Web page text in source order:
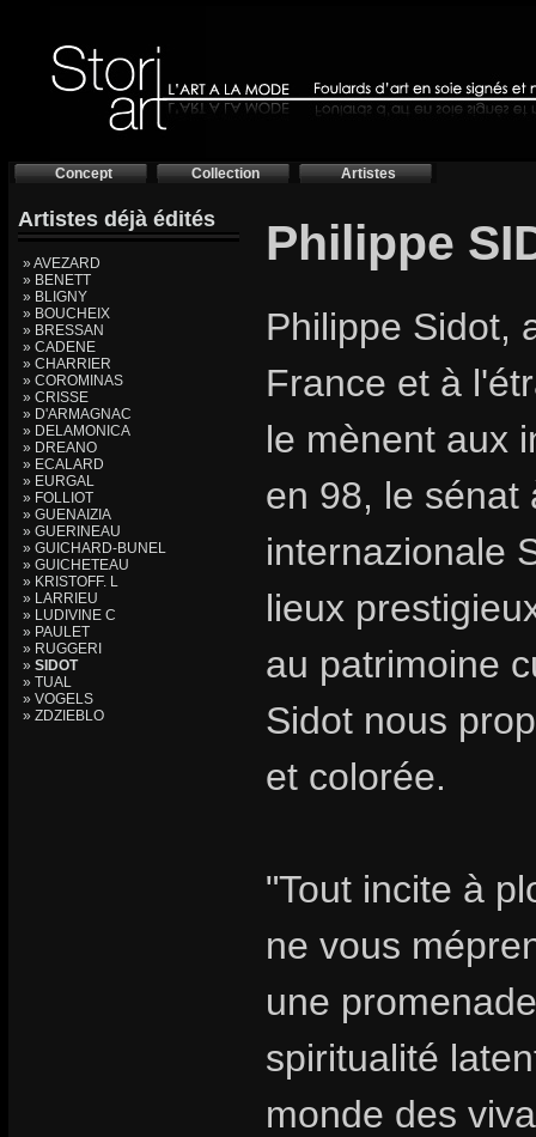
Concept Collection Artistes
Artistes déjà édités
» AVEZARD
» BENETT
» BLIGNY
» BOUCHEIX
» BRESSAN
» CADENE
» CHARRIER
» COROMINAS
» CRISSE
» D'ARMAGNAC
» DELAMONICA
» DREANO
» ECALARD
» EURGAL
» FOLLIOT
» GUENAIZIA
» GUERINEAU
» GUICHARD-BUNEL
» GUICHETEAU
» KRISTOFF. L
» LARRIEU
» LUDIVINE C
» PAULET
» RUGGERI
» SIDOT
» TUAL
» VOGELS
» ZDZIEBLO
Philippe
Philippe Sidot,
France et à
le mènent aux
en 98, le sénat
internazionale
lieux
au patrimoine
Sidot nous
et colorée.
"Tout incite à
ne vous
une
spiritualité
monde des